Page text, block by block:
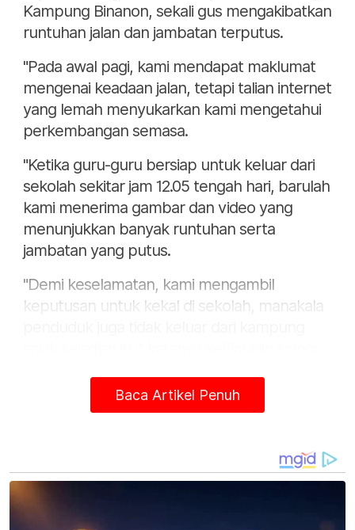
Kampung Binanon, sekali gus mengakibatkan
runtuhan jalan dan jambatan terputus.
"Pada awal pagi, kami mendapat maklumat
mengenai keadaan jalan, tetapi talian internet
yang lemah menyukarkan kami mengetahui
perkembangan semasa.
"Ketika guru-guru bersiap untuk keluar dari
sekolah sekitar jam 12.05 tengah hari, barulah
kami menerima gambar dan video yang
menunjukkan banyak runtuhan serta
jambatan yang putus.
"Demi keselamatan, kami mengambil
keputusan untuk kekal di sekolah, manakala
Baca Artikel Penuh